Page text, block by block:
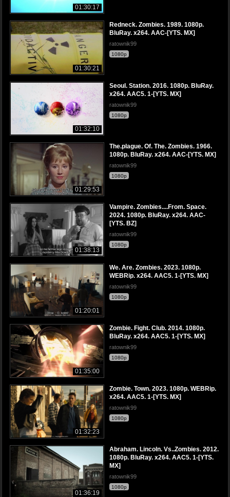
01:30:17
01:30:21
Redneck. Zombies. 1989. 1080p.
BluRay. x264. AAC-[YTS. MX]
ratownik99
1080p
01:32:10
Seoul. Station. 2016. 1080p. BluRay.
x264. AAC5. 1-[YTS. MX]
ratownik99
1080p
01:29:53
The.plague. Of. The. Zombies. 1966.
1080p. BluRay. x264. AAC-[YTS. MX]
ratownik99
1080p
01:38:13
Vampire. Zombies....From. Space.
2024. 1080p. BluRay. x264. AAC-
[YTS. BZ]
ratownik99
1080p
01:20:01
We. Are. Zombies. 2023. 1080p.
WEBRip. x264. AAC5. 1-[YTS. MX]
ratownik99
1080p
01:35:00
Zombie. Fight. Club. 2014. 1080p.
BluRay. x264. AAC5. 1-[YTS. MX]
ratownik99
1080p
01:32:23
Zombie. Town. 2023. 1080p. WEBRip.
x264. AAC5. 1-[YTS. MX]
ratownik99
1080p
01:36:19
Abraham. Lincoln. Vs..Zombies. 2012.
1080p. BluRay. x264. AAC5. 1-[YTS.
MX]
ratownik99
1080p